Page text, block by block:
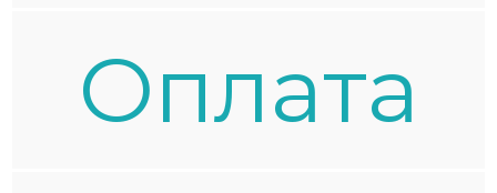
Oплата